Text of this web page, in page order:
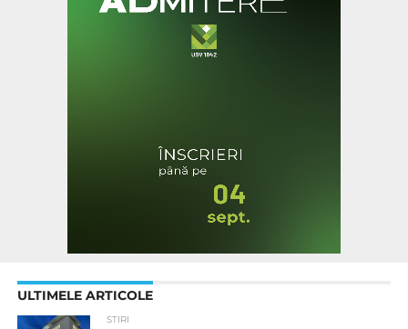
ULTIMELE ARTICOLE
STIRI